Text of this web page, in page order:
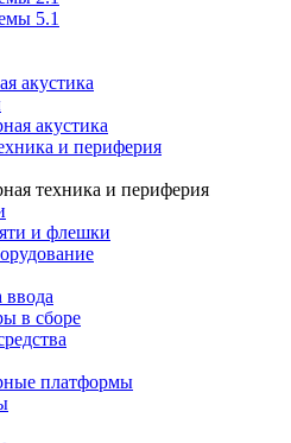
5.1
акустика
акустика
и периферия
техника и периферия
и флешки
ввода
в сборе
платформы